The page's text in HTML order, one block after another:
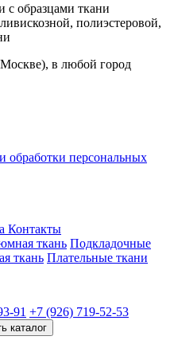
с образцами ткани
полиэстеровой,
в любой город
обработки персональных
Контакты
ткань Подкладочные
ткань Плательные ткани
91 +7 (926) 719-52-53
каталог